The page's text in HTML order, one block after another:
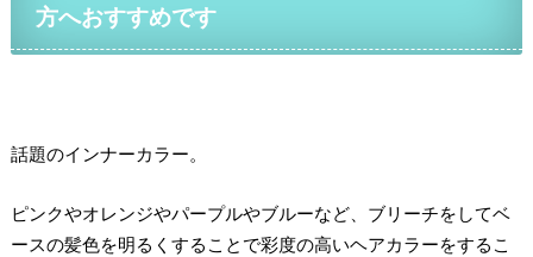
方へおすすめです
話題のインナーカラー。
ピンクやオレンジやパープルやブルーなど、ブリーチをしてベ
ースの髪色を明るくすることで彩度の高いヘアカラーをするこ